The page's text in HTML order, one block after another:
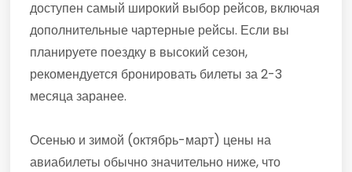
доступен самый широкий выбор рейсов, включая
дополнительные чартерные рейсы. Если вы
планируете поездку в высокий сезон,
рекомендуется бронировать билеты за 2-3
месяца заранее.
Осенью и зимой (октябрь-март) цены на
авиабилеты обычно значительно ниже, что